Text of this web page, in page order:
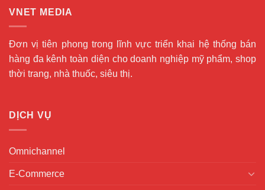
VNET MEDIA
Đơn vị tiên phong trong lĩnh vực triển khai hệ thống bán
hàng đa kênh toàn diện cho doanh nghiệp mỹ phẩm, shop
thời trang, nhà thuốc, siêu thị.
DỊCH VỤ
Omnichannel
E-Commerce